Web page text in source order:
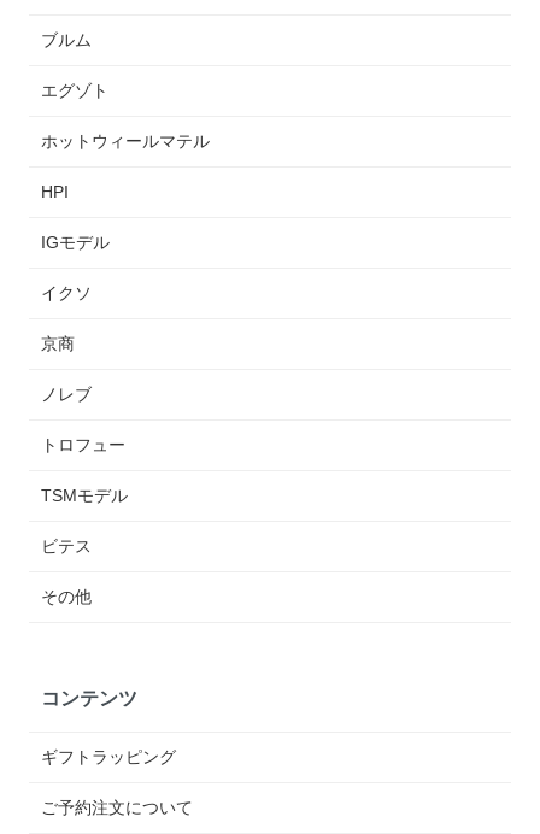
ブルム
エグゾト
ホットウィールマテル
HPI
IGモデル
イクソ
京商
ノレブ
トロフュー
TSMモデル
ビテス
その他
コンテンツ
ギフトラッピング
ご予約注文について